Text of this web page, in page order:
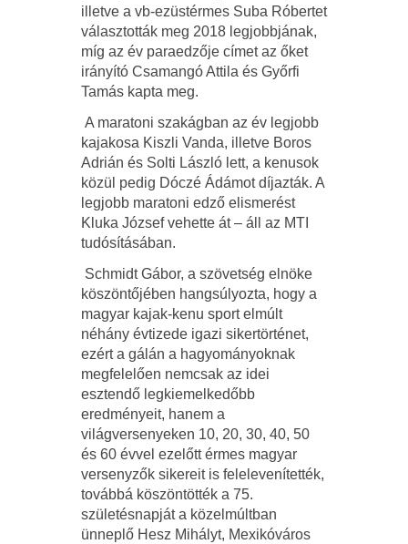
illetve a vb-ezüstérmes Suba Róbertet
választották meg 2018 legjobbjának,
míg az év paraedzője címet az őket
irányító Csamangó Attila és Győrfi
Tamás kapta meg.
A maratoni szakágban az év legjobb
kajakosa Kiszli Vanda, illetve Boros
Adrián és Solti László lett, a kenusok
közül pedig Dóczé Ádámot díjazták. A
legjobb maratoni edző elismerést
Kluka József vehette át – áll az MTI
tudósításában.
Schmidt Gábor, a szövetség elnöke
köszöntőjében hangsúlyozta, hogy a
magyar kajak-kenu sport elmúlt
néhány évtizede igazi sikertörténet,
ezért a gálán a hagyományoknak
megfelelően nemcsak az idei
esztendő legkiemelkedőbb
eredményeit, hanem a
világversenyeken 10, 20, 30, 40, 50
és 60 évvel ezelőtt érmes magyar
versenyzők sikereit is felelevenítették,
továbbá köszöntötték a 75.
születésnapját a közelmúltban
ünneplő Hesz Mihályt, Mexikóváros